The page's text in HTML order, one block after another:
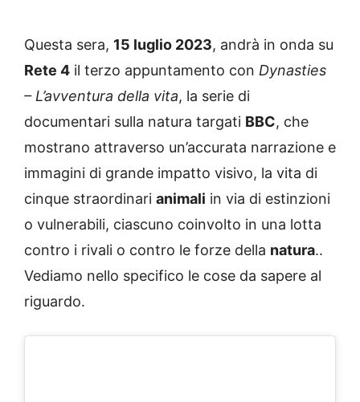
Questa sera, 15 luglio 2023, andrà in onda su
Rete 4 il terzo appuntamento con Dynasties
– L’avventura della vita, la serie di
documentari sulla natura targati BBC, che
mostrano attraverso un’accurata narrazione e
immagini di grande impatto visivo, la vita di
cinque straordinari animali in via di estinzioni
o vulnerabili, ciascuno coinvolto in una lotta
contro i rivali o contro le forze della natura..
Vediamo nello specifico le cose da sapere al
riguardo.